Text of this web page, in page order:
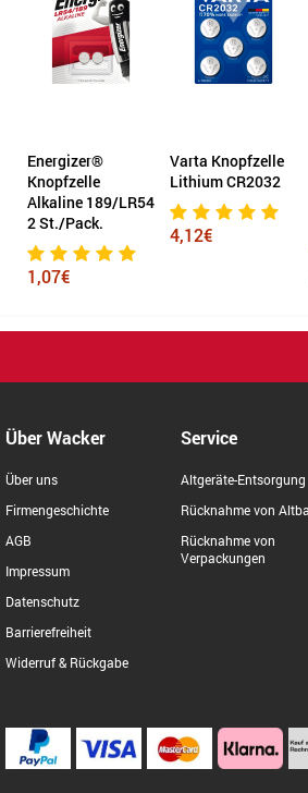
Energizer®
Knopfzelle
Alkaline 189/LR54
2 St./Pack.
1,07€
Varta Knopfzelle
Lithium CR2032
4,12€
Über Wacker
Über uns
Firmengeschichte
AGB
Impressum
Datenschutz
Barrierefreiheit
Widerruf & Rückgabe
Service
Altgeräte-Entsorgung
Rücknahme von
Rücknahme von
Verpackungen